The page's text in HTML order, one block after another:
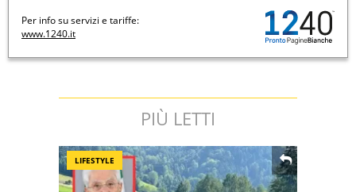
Per info su servizi e tariffe:
www.1240.it
PIÙ LETTI
LIFESTYLE